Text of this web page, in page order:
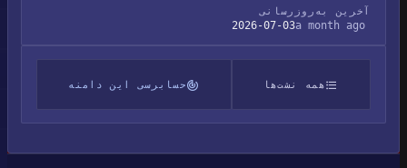
آخرین به‌روزرسانی
2026-07-03a month ago
همه نشت‌ها حسابرسی این دامنه